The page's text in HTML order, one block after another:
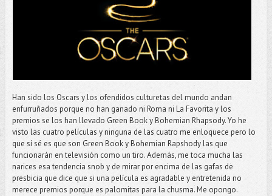
Han sido los Oscars y los ofendidos culturetas del mundo andan
enfurruñados porque no han ganado ni Roma ni La Favorita y los
premios se los han llevado Green Book y Bohemian Rhapsody. Yo he
visto las cuatro películas y ninguna de las cuatro me enloquece pero lo
que sí sé es que son Green Book y Bohemian Rapshody las que
funcionarán en televisión como un tiro. Además, me toca mucha las
narices esa tendencia snob y de mirar por encima de las gafas de
presbicia que dice que si una película es agradable y entretenida no
merece premios porque es palomitas para la chusma. Me opongo.